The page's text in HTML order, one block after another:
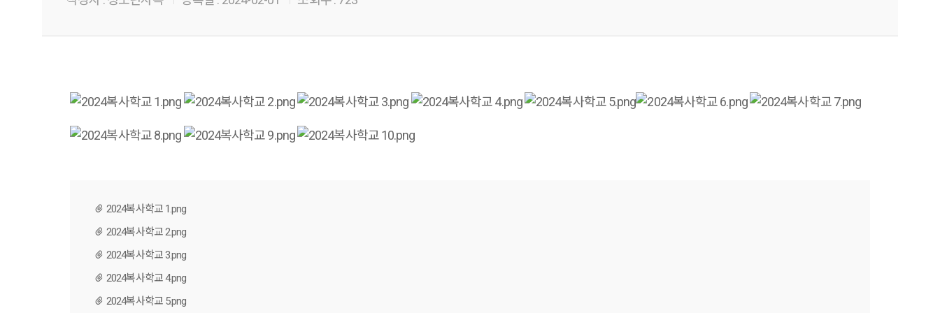
2024복사학교 1.png
2024복사학교 2.png
2024복사학교 3.png
2024복사학교 4.png
2024복사학교 5.png